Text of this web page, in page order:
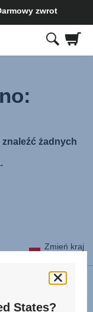
zwrot
znaleźć żadnych
Zmień kraj
States?